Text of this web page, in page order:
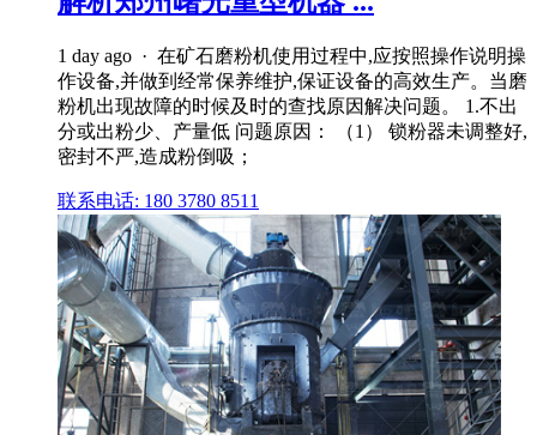
1 day ago · 在矿石磨粉机使用过程中,应按照操作说明操
作设备,并做到经常保养维护,保证设备的高效生产。当磨
粉机出现故障的时候及时的查找原因解决问题。 1.不出
分或出粉少、产量低 问题原因： （1） 锁粉器未调整好,
密封不严,造成粉倒吸；
联系电话: 180 3780 8511